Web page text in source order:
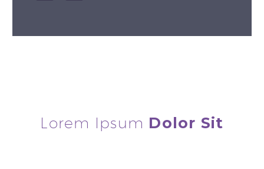
Lorem Ipsum Dolor Sit